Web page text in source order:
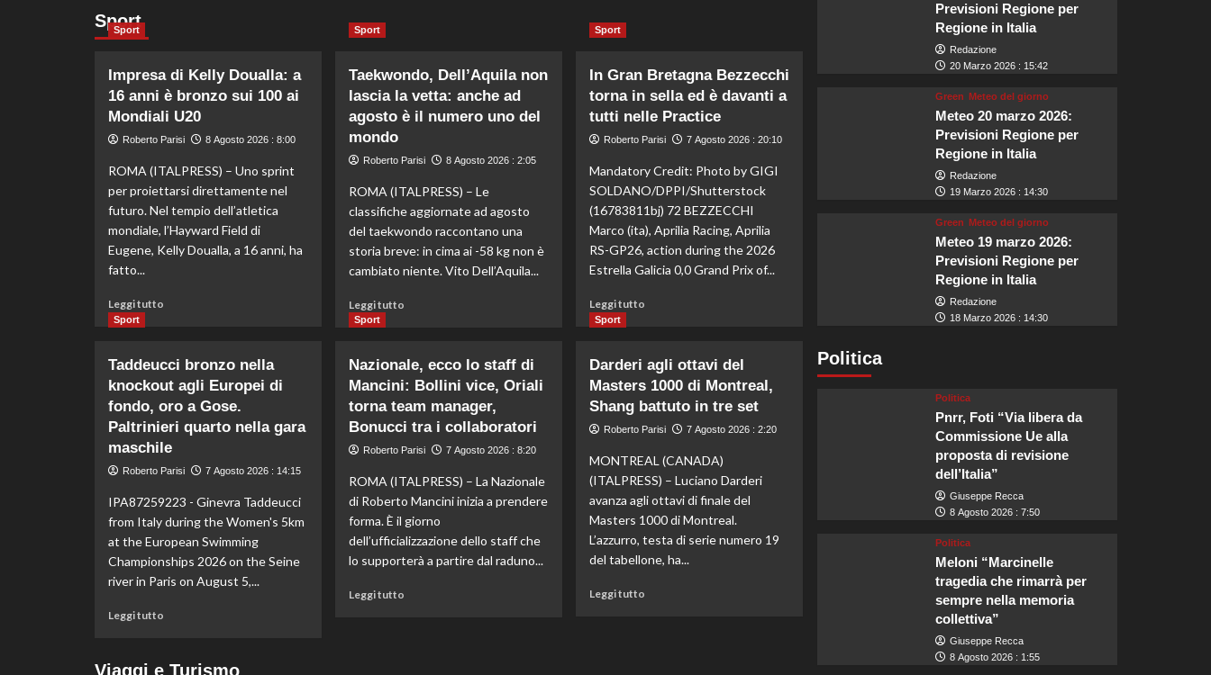
Sport
Sport
Impresa di Kelly Doualla: a
16 anni è bronzo sui 100 ai
Mondiali U20
Roberto Parisi 8 Agosto 2026 : 8:00
ROMA (ITALPRESS) – Uno sprint
per proiettarsi direttamente nel
futuro. Nel tempio dell’atletica
mondiale, l’Hayward Field di
Eugene, Kelly Doualla, a 16 anni, ha
fatto...
Leggi tuttoLeggi
Impresa
di
Kelly
Doualla:
16
anni
bronzo
sui
100
ai
Mondiali
Sport
Taekwondo, Dell’Aquila non
lascia la vetta: anche ad
agosto è il numero uno del
mondo
Roberto Parisi 8 Agosto 2026 : 2:05
ROMA (ITALPRESS) – Le
classifiche aggiornate ad agosto
del taekwondo raccontano una
storia breve: in cima ai -58 kg non è
cambiato niente. Vito Dell’Aquila...
Leggi tuttoLeggi
Taekwondo,
Dell’Aquila
non
lascia
vetta:
ad
agosto
è
il
numero
del
Sport
In Gran Bretagna Bezzecchi
torna in sella ed è davanti a
tutti nelle Practice
Roberto Parisi 7 Agosto 2026 : 20:10
Mandatory Credit: Photo by GIGI
SOLDANO/DPPI/Shutterstock
(16783811bj) 72 BEZZECCHI
Marco (ita), Aprilia Racing, Aprilia
RS-GP26, action during the 2026
Estrella Galicia 0,0 Grand Prix of...
Leggi tutto
In
Gran
Bretagna
Bezzecchi
in
sella
ed
è
davanti
a
tutti
Sport
Taddeucci bronzo nella
knockout agli Europei di
fondo, oro a Gose.
Paltrinieri quarto nella gara
maschile
Roberto Parisi 7 Agosto 2026 : 14:15
IPA87259223 - Ginevra Taddeucci
from Italy during the Women's 5km
at the European Swimming
Championships 2026 on the Seine
river in Paris on August 5,...
Leggi tuttoLeggi
su
Sport
Nazionale, ecco lo staff di
Mancini: Bollini vice, Oriali
torna team manager,
Bonucci tra i collaboratori
Roberto Parisi 7 Agosto 2026 : 8:20
ROMA (ITALPRESS) – La Nazionale
di Roberto Mancini inizia a prendere
forma. È il giorno
dell’ufficializzazione dello staff che
lo supporterà a partire dal raduno...
Leggi tuttoLeggi
Sport
Darderi agli ottavi del
Masters 1000 di Montreal,
Shang battuto in tre set
Roberto Parisi 7 Agosto 2026 : 2:20
MONTREAL (CANADA)
(ITALPRESS) – Luciano Darderi
avanza agli ottavi di finale del
Masters 1000 di Montreal.
L’azzurro, testa di serie numero 19
del tabellone, ha...
Leggi tutto
Viaggi e Turismo
Previsioni Regione per
Regione in Italia
Redazione
20 Marzo 2026 : 15:42
Green Meteo del giorno
Meteo 20 marzo 2026:
Previsioni Regione per
Regione in Italia
Redazione
19 Marzo 2026 : 14:30
Green Meteo del giorno
Meteo 19 marzo 2026:
Previsioni Regione per
Regione in Italia
Redazione
18 Marzo 2026 : 14:30
Politica
Politica
Pnrr, Foti “Via libera da
Commissione Ue alla
proposta di revisione
dell’Italia”
Giuseppe Recca
8 Agosto 2026 : 7:50
Politica
Meloni “Marcinelle
tragedia che rimarrà per
sempre nella memoria
collettiva”
Giuseppe Recca
8 Agosto 2026 : 1:55